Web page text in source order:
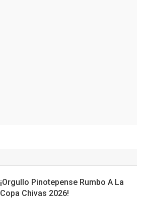
¡Orgullo Pinotepense Rumbo A La
Copa Chivas 2026!